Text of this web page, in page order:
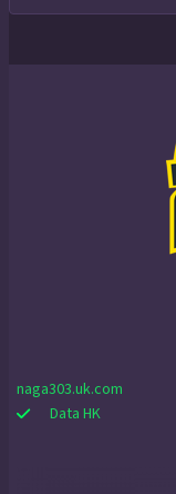
naga303.uk.com
Data HK